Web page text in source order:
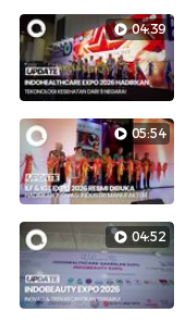
04:39
05:54
04:52